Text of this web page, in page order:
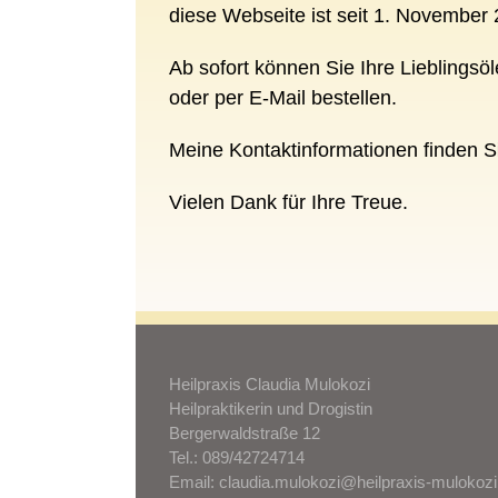
diese Webseite ist seit 1. November
Ab sofort können Sie Ihre
oder per E-Mail bestellen.
Meine Kontaktinformationen finden
Vielen Dank für Ihre Treue.
Heilpraxis Claudia Mulokozi
Heilpraktikerin und Drogistin
Bergerwaldstraße 12
Tel.: 089/42724714
Email: claudia.mulokozi@heilpraxis-